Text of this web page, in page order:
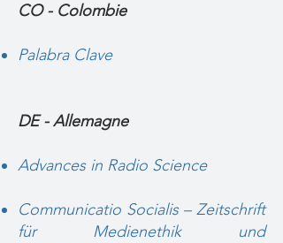
CO - Colombie
Palabra Clave
DE - Allemagne
Advances in Radio Science
Communicatio Socialis – Zeitschrift
für Medienethik und